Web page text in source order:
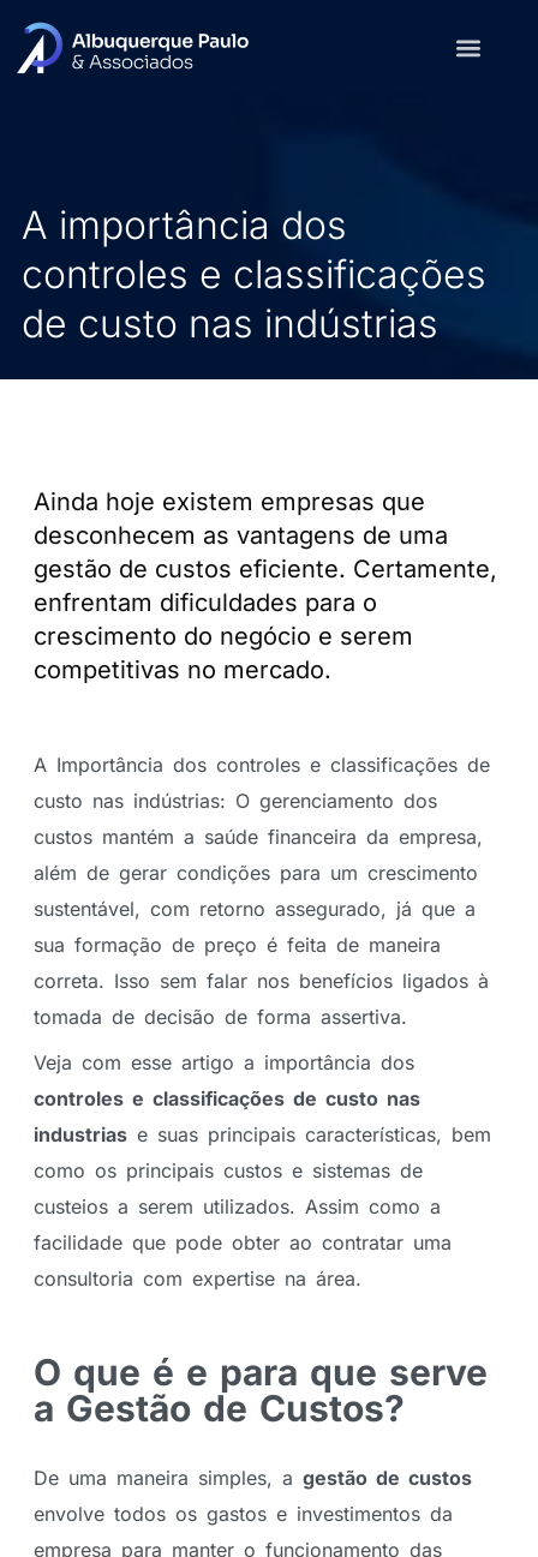
A importância dos
controles e classificações
de custo nas indústrias
Ainda hoje existem empresas que
desconhecem as vantagens de uma
gestão de custos eficiente. Certamente,
enfrentam dificuldades para o
crescimento do negócio e serem
competitivas no mercado.
A Importância dos controles e classificações de
custo nas indústrias: O gerenciamento dos
custos mantém a saúde financeira da empresa,
além de gerar condições para um crescimento
sustentável, com retorno assegurado, já que a
sua formação de preço é feita de maneira
correta. Isso sem falar nos benefícios ligados à
tomada de decisão de forma assertiva.
Veja com esse artigo a importância dos
controles e classificações de custo nas
industrias e suas principais características, bem
como os principais custos e sistemas de
custeios a serem utilizados. Assim como a
facilidade que pode obter ao contratar uma
consultoria com expertise na área.
O que é e para que serve
a Gestão de Custos?
De uma maneira simples, a gestão de custos
envolve todos os gastos e investimentos da
empresa para manter o funcionamento das